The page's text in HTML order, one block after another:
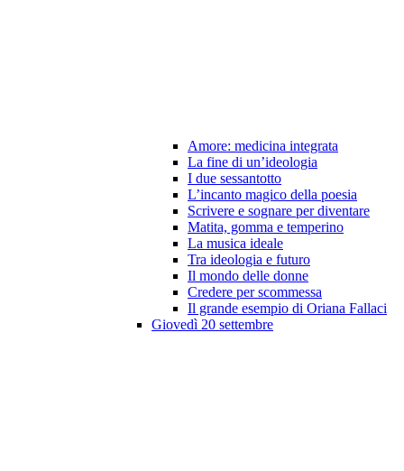
Amore: medicina integrata
La fine di un’ideologia
I due sessantotto
L’incanto magico della poesia
Scrivere e sognare per diventare
Matita, gomma e temperino
La musica ideale
Tra ideologia e futuro
Il mondo delle donne
Credere per scommessa
Il grande esempio di Oriana Fallaci
Giovedì 20 settembre